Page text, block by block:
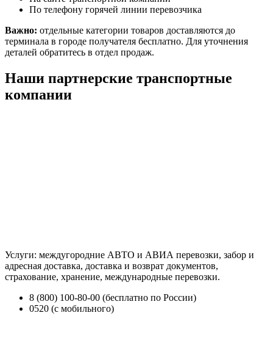
По телефону горячей линии перевозчика
Важно: отдельные категории товаров доставляются до
терминала в городе получателя бесплатно. Для уточнения
деталей обратитесь в отдел продаж.
Наши партнерские транспортные
компании
Услуги: междугородние АВТО и АВИА перевозки, забор и
адресная доставка, доставка и возврат документов,
страхование, хранение, международные перевозки.
8 (800) 100-80-00 (бесплатно по России)
0520 (с мобильного)